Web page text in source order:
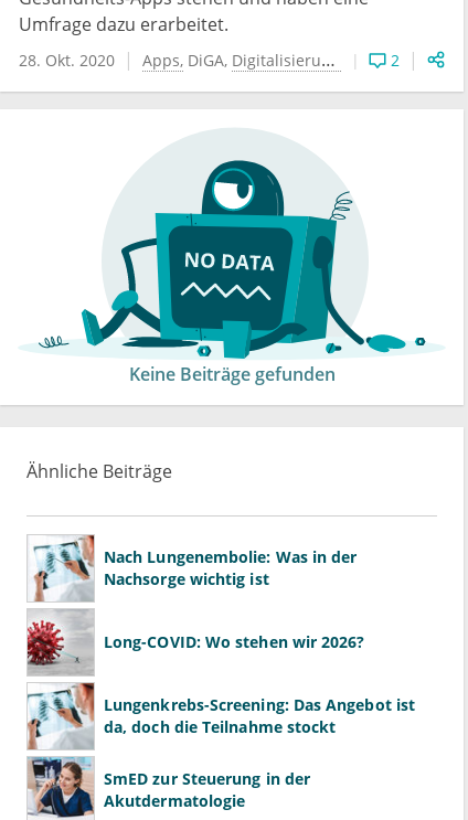
Umfrage dazu erarbeitet.
28. Okt. 2020 Apps DiGA Digitalisierung eHealth
2
Keine Beiträge gefunden
Ähnliche Beiträge
Nach Lungenembolie: Was in der
Nachsorge wichtig ist
Long-COVID: Wo stehen wir 2026?
Lungenkrebs-Screening: Das Angebot ist
da, doch die Teilnahme stockt
SmED zur Steuerung in der
Akutdermatologie